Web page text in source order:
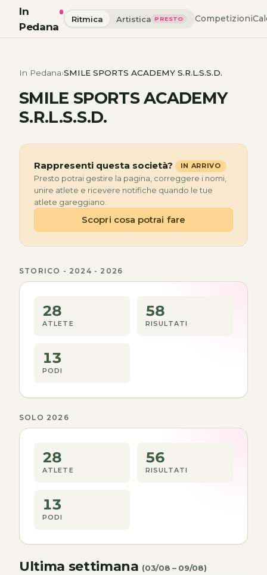
In
Pedana
Ritmica Artistica PRESTO Competizioni
In Pedana SMILE SPORTS ACADEMY S.R.L.S.S.D.
SMILE SPORTS ACADEMY
S.R.L.S.S.D.
Rappresenti questa società? IN ARRIVO
Presto potrai gestire la pagina, correggere i nomi,
unire atlete e ricevere notifiche quando le tue
atlete gareggiano.
Scopri cosa potrai fare
STORICO - 2024 - 2026
28
ATLETE
58
RISULTATI
13
PODI
SOLO 2026
28
ATLETE
56
RISULTATI
13
PODI
Ultima settimana (03/08 – 09/08)